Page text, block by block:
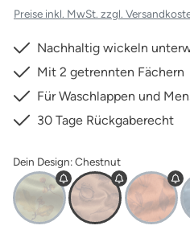
Preise inkl. MwSt. zzgl.
Nachhaltig wickeln
Mit 2 getrennten Fächern
Für Waschlappen und
30 Tage Rückgaberecht
Dein Design: Chestnut